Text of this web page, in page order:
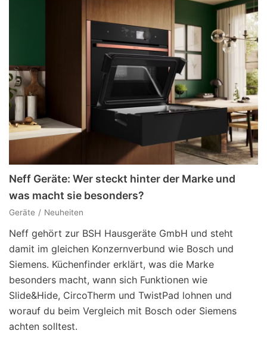
Neff Geräte: Wer steckt hinter der Marke und
was macht sie besonders?
Geräte Neuheiten
Neff gehört zur BSH Hausgeräte GmbH und steht
damit im gleichen Konzernverbund wie Bosch und
Siemens. Küchenfinder erklärt, was die Marke
besonders macht, wann sich Funktionen wie
Slide&Hide, CircoTherm und TwistPad lohnen und
worauf du beim Vergleich mit Bosch oder Siemens
achten solltest.